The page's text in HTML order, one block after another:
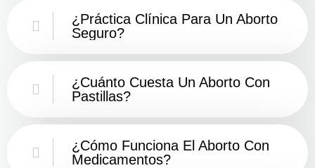
¿Práctica Clínica Para Un Aborto
Seguro?
¿Cuánto Cuesta Un Aborto Con
Pastillas?
¿Cómo Funciona El Aborto Con
Medicamentos?